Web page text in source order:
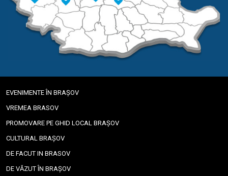
EVENIMENTE ÎN BRAȘOV
VREMEA BRASOV
PROMOVARE PE GHID LOCAL BRAȘOV
CULTURAL BRAȘOV
DE FACUT IN BRASOV
DE VĂZUT ÎN BRAȘOV